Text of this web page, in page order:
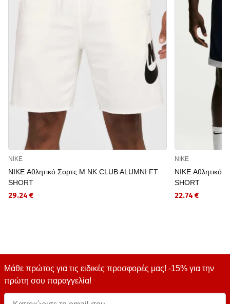
NIKE
NIKE Αθλητικό Σορτς M NK CLUB ALUMNI FT
SHORT
29.24 €
NIKE
NIKE Αθλητικό
SHORT
22.74 €
Μάθε πρώτος για τις ειδικές προσφορές μας! -15% για την
πρώτη σου παραγγελία!